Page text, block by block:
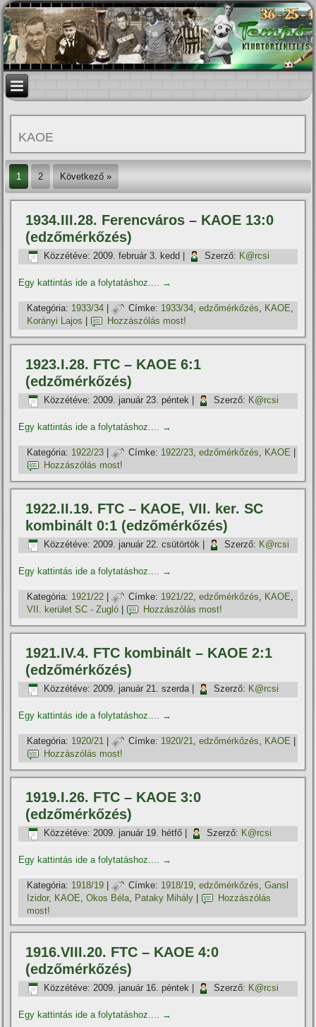
KAOE
1 2 Következő »
1934.III.28. Ferencváros – KAOE 13:0
(edzőmérkőzés)
Közzétéve: 2009. február 3. kedd Szerző: K@rcsi
Egy kattintás ide a folytatáshoz.... →
Kategória: 1933/34 | Címke: 1933/34,edzőmérkőzés, KAOE,
Korányi Lajos
Hozzászólás most!
1923.I.28. FTC – KAOE 6:1
(edzőmérkőzés)
Közzétéve: 2009. január 23. péntek Szerző: K@rcsi
Egy kattintás ide a folytatáshoz.... →
Kategória: 1922/23 | Címke: 1922/23,edzőmérkőzés, KAOE
Hozzászólás most!
1922.II.19. FTC – KAOE, VII. ker. SC
kombinált 0:1 (edzőmérkőzés)
Közzétéve: 2009. január 22. csütörtök Szerző: K@rcsi
Egy kattintás ide a folytatáshoz.... →
Kategória: 1921/22 | Címke: 1921/22,edzőmérkőzés, KAOE,
VII. kerület SC - Zugló
Hozzászólás most!
1921.IV.4. FTC kombinált – KAOE 2:1
(edzőmérkőzés)
Közzétéve: 2009. január 21. szerda| Szerző: K@rcsi
Egy kattintás ide a folytatáshoz.... →
Kategória: 1920/21 | Címke: 1920/21,edzőmérkőzés, KAOE
Hozzászólás most!
1919.I.26. FTC – KAOE 3:0
(edzőmérkőzés)
Közzétéve: 2009. január 19. hétfő Szerző: K@rcsi
Egy kattintás ide a folytatáshoz.... →
Kategória: 1918/19 | Címke: 1918/19,edzőmérkőzés,Gansl
Izidor, KAOE,Okos Béla, Pataky Mihály
Hozzászólás
most!
1916.VIII.20. FTC – KAOE 4:0
(edzőmérkőzés)
Közzétéve: 2009. január 16. péntek Szerző: K@rcsi
Egy kattintás ide a folytatáshoz.... →